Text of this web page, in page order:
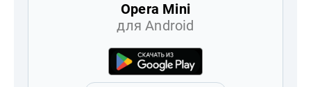
Opera Mini
для Android